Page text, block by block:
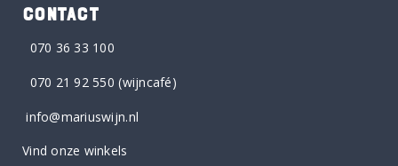
CONTACT
070 36 33 100
070 21 92 550 (wijncafé)
info@mariuswijn.nl
Vind onze winkels